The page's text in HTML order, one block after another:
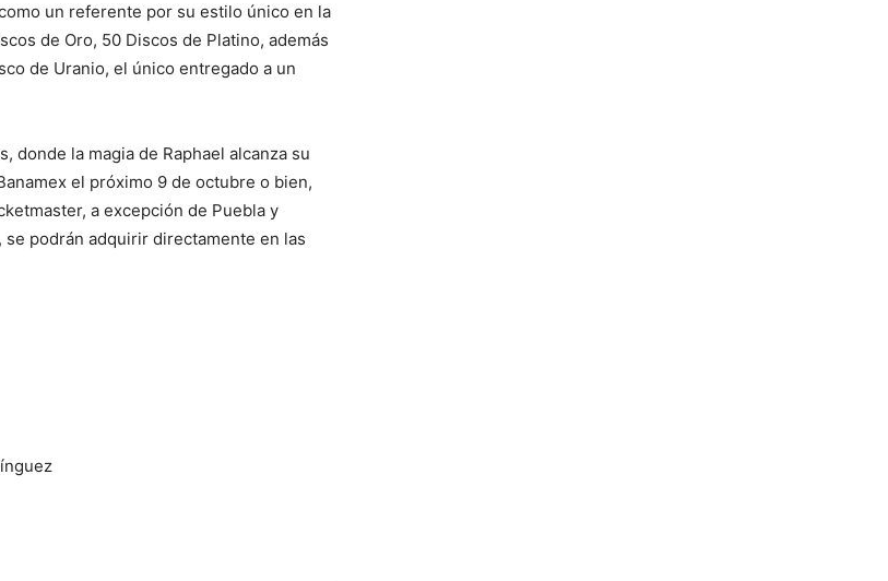
un referente por su estilo único en la
de Oro, 50 Discos de Platino, además
de Uranio, el único entregado a un
donde la magia de Raphael alcanza su
el próximo 9 de octubre o bien,
a excepción de Puebla y
podrán adquirir directamente en las